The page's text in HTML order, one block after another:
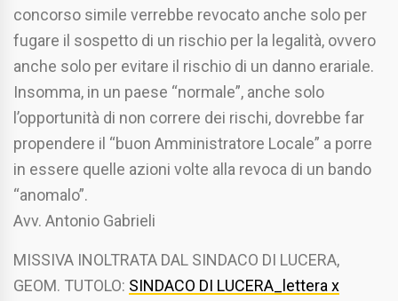
concorso simile verrebbe revocato anche solo per
fugare il sospetto di un rischio per la legalità, ovvero
anche solo per evitare il rischio di un danno erariale.
Insomma, in un paese “normale”, anche solo
l’opportunità di non correre dei rischi, dovrebbe far
propendere il “buon Amministratore Locale” a porre
in essere quelle azioni volte alla revoca di un bando
“anomalo”.
Avv. Antonio Gabrieli
MISSIVA INOLTRATA DAL SINDACO DI LUCERA,
GEOM. TUTOLO: SINDACO DI LUCERA_lettera x